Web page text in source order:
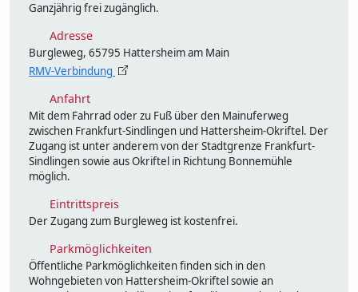
Ganzjährig frei zugänglich.
Adresse
Burgleweg, 65795 Hattersheim am Main
RMV-Verbindung
Anfahrt
Mit dem Fahrrad oder zu Fuß über den Mainuferweg
zwischen Frankfurt-Sindlingen und Hattersheim-Okriftel. Der
Zugang ist unter anderem von der Stadtgrenze Frankfurt-
Sindlingen sowie aus Okriftel in Richtung Bonnemühle
möglich.
Eintrittspreis
Der Zugang zum Burgleweg ist kostenfrei.
Parkmöglichkeiten
Öffentliche Parkmöglichkeiten finden sich in den
Wohngebieten von Hattersheim-Okriftel sowie an